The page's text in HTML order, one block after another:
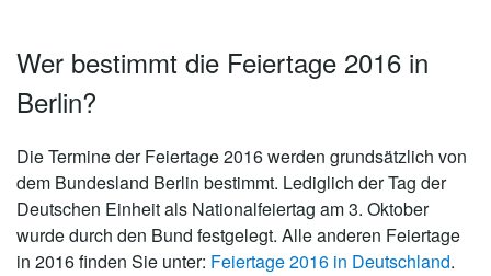
Wer bestimmt die Feiertage 2016 in
Berlin?
Die Termine der Feiertage 2016 werden grundsätzlich von
dem Bundesland Berlin bestimmt. Lediglich der Tag der
Deutschen Einheit als Nationalfeiertag am 3. Oktober
wurde durch den Bund festgelegt. Alle anderen Feiertage
in 2016 finden Sie unter: Feiertage 2016 in Deutschland.